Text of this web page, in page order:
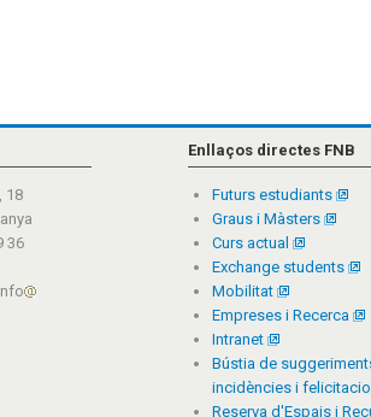
18
36
Enllaços directes FNB
Futurs estudiants
Graus i Màsters
Curs actual
Exchange students
Mobilitat
Empreses i Recerca
Intranet
Bústia de
incidències i
Reserva d'Espais i